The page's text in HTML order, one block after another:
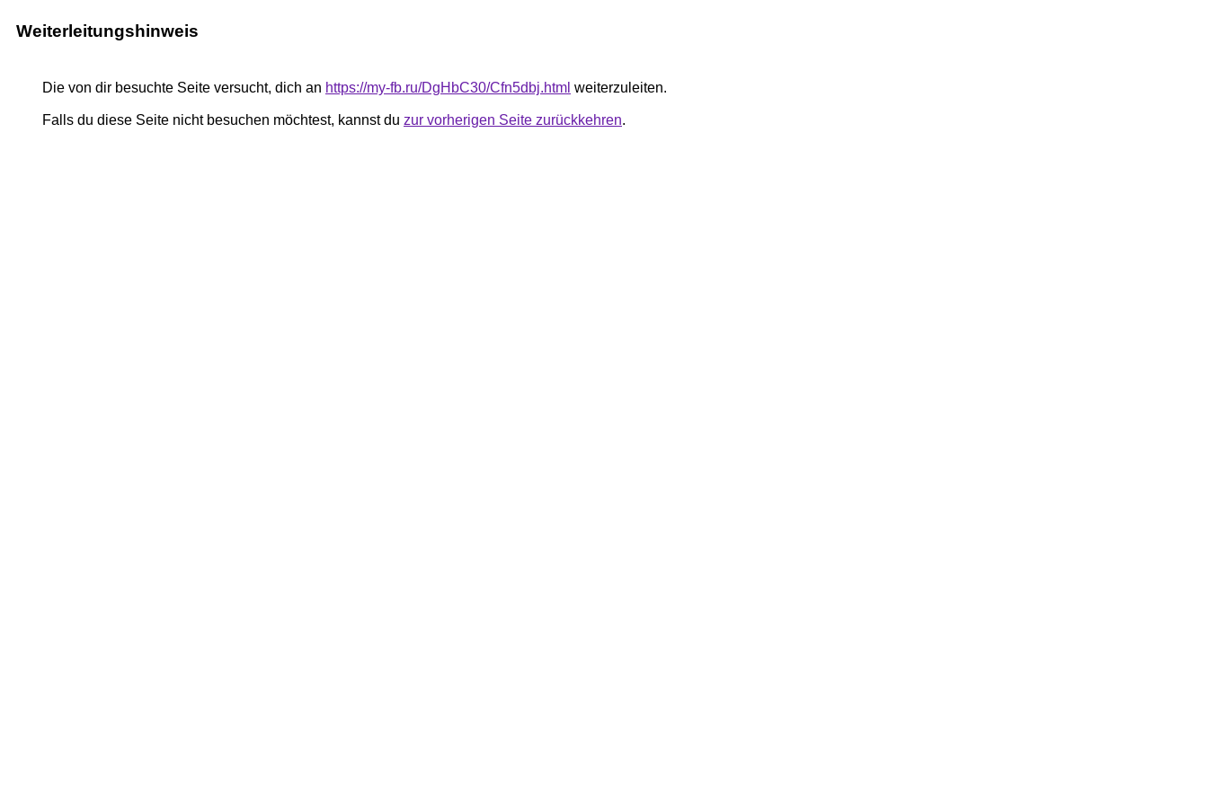
Weiterleitungshinweis
Die von dir besuchte Seite versucht, dich an https://my-fb.ru/DgHbC30/Cfn5dbj.html weiterzuleiten.
Falls du diese Seite nicht besuchen möchtest, kannst du zur vorherigen Seite zurückkehren.